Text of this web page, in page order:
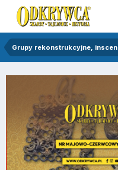
Grupy rekonstrukcyjne,